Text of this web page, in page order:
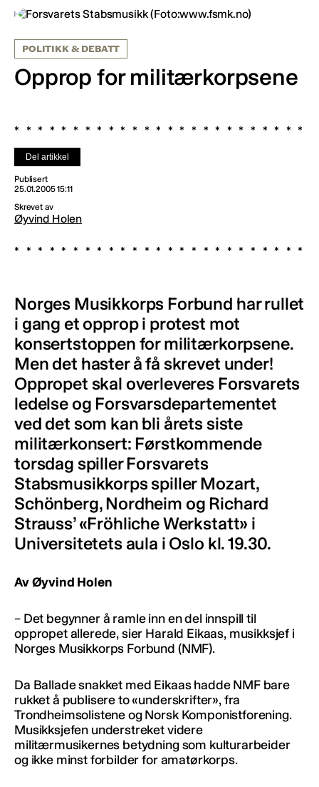
POLITIKK & DEBATT
Opprop for militærkorpsene
Del artikkel
Publisert
25.01.2005 15:11
Skrevet av
Øyvind Holen
Norges Musikkorps Forbund har rullet
i gang et opprop i protest mot
konsertstoppen for militærkorpsene.
Men det haster å få skrevet under!
Oppropet skal overleveres Forsvarets
ledelse og Forsvarsdepartementet
ved det som kan bli årets siste
militærkonsert: Førstkommende
torsdag spiller Forsvarets
Stabsmusikkorps spiller Mozart,
Schönberg, Nordheim og Richard
Strauss’ «Fröhliche Werkstatt» i
Universitetets aula i Oslo kl. 19.30.
Av Øyvind Holen
– Det begynner å ramle inn en del innspill til
oppropet allerede, sier Harald Eikaas, musikksjef i
Norges Musikkorps Forbund (NMF).
Da Ballade snakket med Eikaas hadde NMF bare
rukket å publisere to «underskrifter», fra
Trondheimsolistene og Norsk Komponistforening.
Musikksjefen understreket videre
militærmusikernes betydning som kulturarbeider
og ikke minst forbilder for amatørkorps.